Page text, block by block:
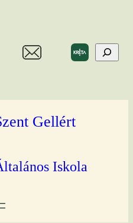
Search
Gellért
Iskola